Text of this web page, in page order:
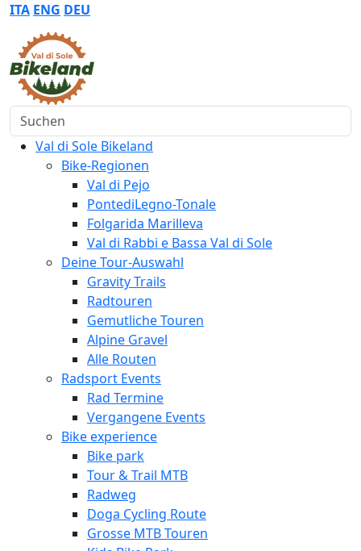
ITA ENG DEU
Suchen
Val di Sole Bikeland
Bike-Regionen
Val di Pejo
PontediLegno-Tonale
Folgarida Marilleva
Val di Rabbi e Bassa Val di Sole
Deine Tour-Auswahl
Gravity Trails
Radtouren
Gemutliche Touren
Alpine Gravel
Alle Routen
Radsport Events
Rad Termine
Vergangene Events
Bike experience
Bike park
Tour & Trail MTB
Radweg
Doga Cycling Route
Grosse MTB Touren